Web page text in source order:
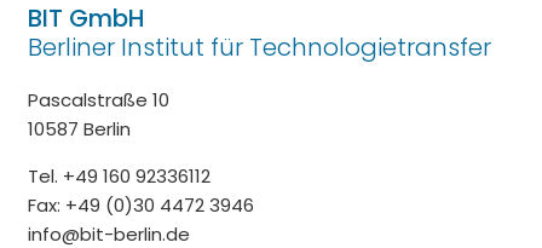
BIT GmbH
Berliner Institut für Technologietransfer
Pascalstraße 10
10587 Berlin
Tel. +49 160 92336112
Fax: +49 (0)30 4472 3946
info@bit-berlin.de